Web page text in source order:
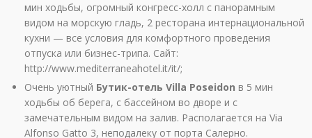
мин ходьбы, огромный конгресс-холл с панорамным
видом на морскую гладь, 2 ресторана интернациональной
кухни — все условия для комфортного проведения
отпуска или бизнес-трипа. Сайт:
http://www.mediterraneahotel.it/it/;
Очень уютный Бутик-отель Villa Poseidon в 5 мин
ходьбы об берега, с бассейном во дворе и с
замечательным видом на залив. Располагается на Via
Alfonso Gatto 3, неподалеку от порта Салерно.